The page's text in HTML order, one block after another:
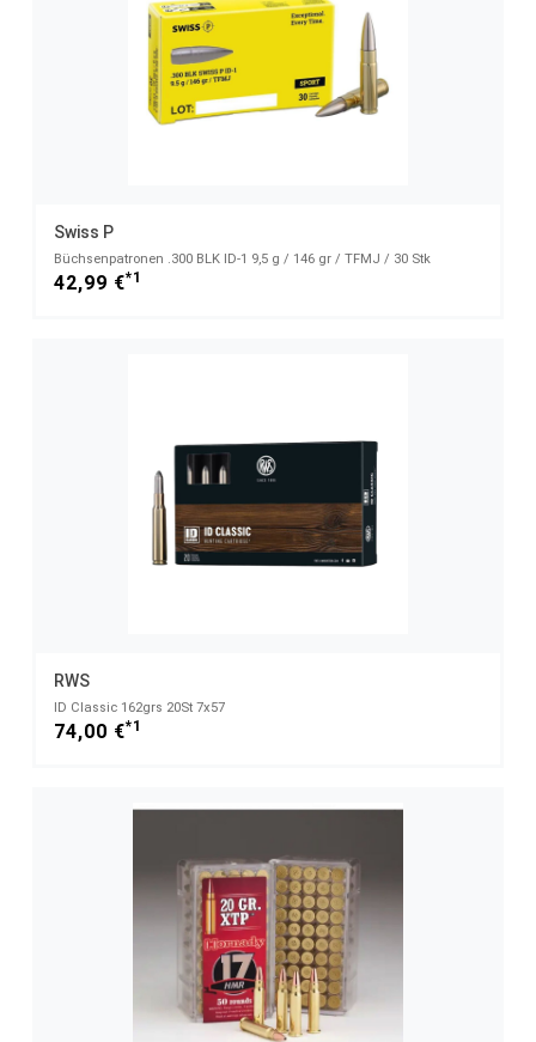
Swiss P
Büchsenpatronen .300 BLK ID-1 9,5 g / 146 gr / TFMJ / 30 Stk
42,99 €*1
RWS
ID Classic 162grs 20St 7x57
74,00 €*1